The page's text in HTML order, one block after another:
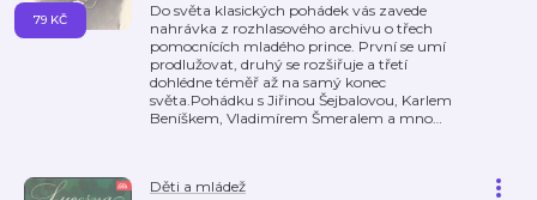
Do světa klasických pohádek vás zavede
nahrávka z rozhlasového archivu o třech
pomocnících mladého prince. První se umí
prodlužovat, druhý se rozšiřuje a třetí
dohlédne téměř až na samý konec
světa.Pohádku s Jiřinou Šejbalovou, Karlem
Beníškem, Vladimírem Šmeralem a mno…
79 KČ
Děti a mládež